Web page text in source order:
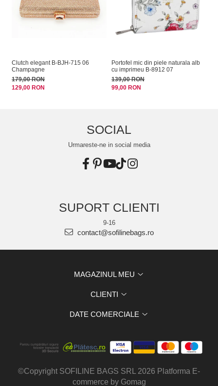
Clutch elegant B-BJH-715 06
Champagne
179,00 RON
129,00 RON
Portofel mic din piele naturala alb
cu imprimeu B-8912 07
139,00 RON
99,00 RON
SOCIAL
Urmareste-ne in social media
SUPORT CLIENTI
9-16
contact@sofilinebags.ro
MAGAZINUL MEU
CLIENTI
DATE COMERCIALE
©Copyright SOFILINE BAGS SRL 2026 Platforma E-
commerce by Gomag